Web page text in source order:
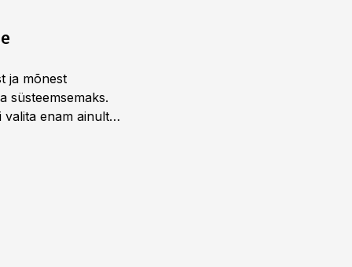
ja mõnest
süsteemsemaks.
enam ainult